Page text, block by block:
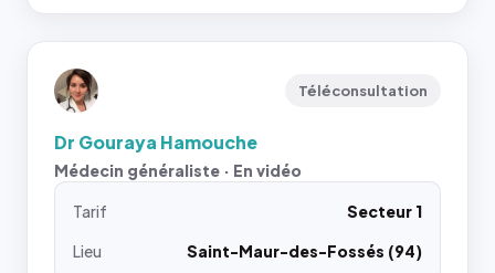
Téléconsultation
Dr Gouraya Hamouche
Médecin généraliste · En vidéo
Tarif
Secteur 1
Lieu
Saint-Maur-des-Fossés (94)